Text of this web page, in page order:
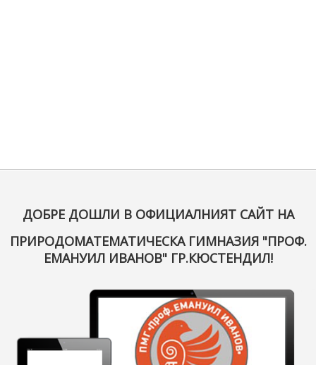
ДОБРЕ ДОШЛИ В ОФИЦИАЛНИЯТ САЙТ НА
ПРИРОДОМАТЕМАТИЧЕСКА ГИМНАЗИЯ "ПРОФ.
ЕМАНУИЛ ИВАНОВ" ГР.КЮСТЕНДИЛ!